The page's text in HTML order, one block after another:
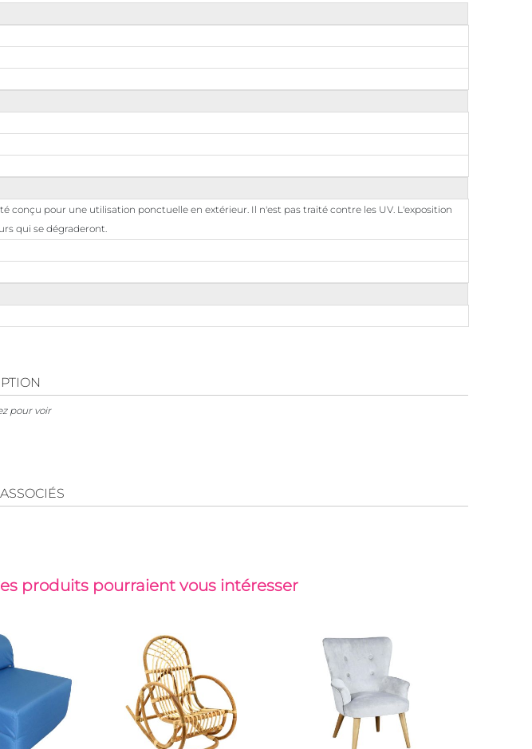
conçu pour une utilisation ponctuelle en extérieur. Il n'est pas traité contre les UV. L'exposition
qui se dégraderont.
pour voir
produits pourraient vous intéresser